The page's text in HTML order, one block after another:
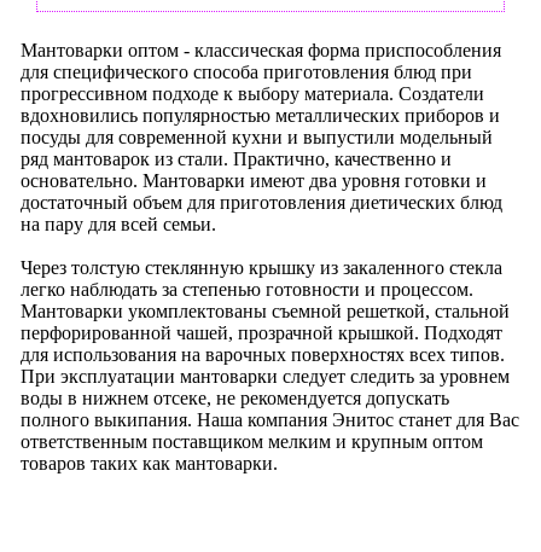
Мантоварки оптом - классическая форма приспособления
для специфического способа приготовления блюд при
прогрессивном подходе к выбору материала. Создатели
вдохновились популярностью металлических приборов и
посуды для современной кухни и выпустили модельный
ряд мантоварок из стали. Практично, качественно и
основательно. Мантоварки имеют два уровня готовки и
достаточный объем для приготовления диетических блюд
на пару для всей семьи.
Через толстую стеклянную крышку из закаленного стекла
легко наблюдать за степенью готовности и процессом.
Мантоварки укомплектованы съемной решеткой, стальной
перфорированной чашей, прозрачной крышкой. Подходят
для использования на варочных поверхностях всех типов.
При эксплуатации мантоварки следует следить за уровнем
воды в нижнем отсеке, не рекомендуется допускать
полного выкипания. Наша компания Энитос станет для Вас
ответственным поставщиком мелким и крупным оптом
товаров таких как мантоварки.